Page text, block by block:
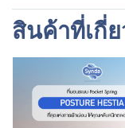
สินค้าที่เกี่